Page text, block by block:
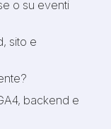
o su eventi
sito e
backend e